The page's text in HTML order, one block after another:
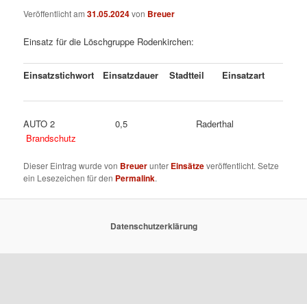
Veröffentlicht am31.05.2024von Breuer
Einsatz für die Löschgruppe Rodenkirchen:
Einsatzstichwort Einsatzdauer Stadtteil Einsatzart
AUTO 2 0,5 Raderthal
Brandschutz
Dieser Eintrag wurde von Breuerunter Einsätzeveröffentlicht. Setze
ein Lesezeichen für den Permalink.
Datenschutzerklärung